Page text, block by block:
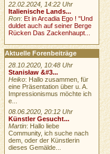
22.02.2024, 14:22 Uhr
Italienische Lands...
Ron:Et in Arcadia Ego ! "Und
duldet auch auf seiner Berge
Rücken Das Zackenhaupt...
Aktuelle Forenbeiträge
28.10.2020, 10:48 Uhr
Stanisław &#3...
Heiko: Hallo zusammen, für
eine Präsentation über u. A.
Impressionismus möchte ich
e...
08.06.2020, 20:12 Uhr
Künstler Gesucht...
Martin: Hallo liebe
Community, ich suche nach
dem, oder der Künstlerin
dieses Gemälde...